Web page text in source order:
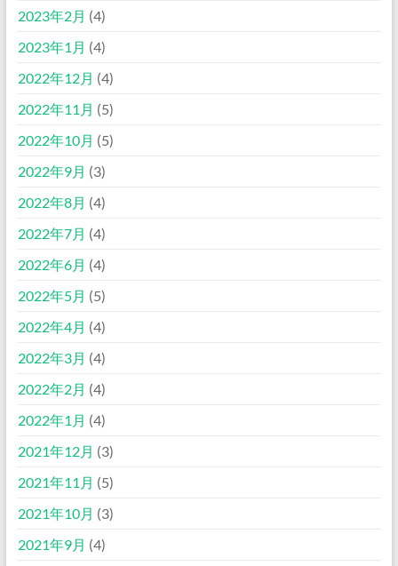
2023年2月 (4)
2023年1月 (4)
2022年12月 (4)
2022年11月 (5)
2022年10月 (5)
2022年9月 (3)
2022年8月 (4)
2022年7月 (4)
2022年6月 (4)
2022年5月 (5)
2022年4月 (4)
2022年3月 (4)
2022年2月 (4)
2022年1月 (4)
2021年12月 (3)
2021年11月 (5)
2021年10月 (3)
2021年9月 (4)